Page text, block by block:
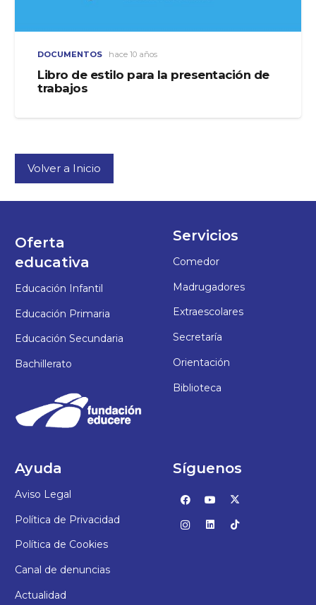
DOCUMENTOS hace 10 años
Libro de estilo para la presentación de
trabajos
Volver a Inicio
Oferta
educativa
Educación Infantil
Educación Primaria
Educación Secundaria
Bachillerato
Servicios
Comedor
Madrugadores
Extraescolares
Secretaría
Orientación
Biblioteca
Ayuda
Aviso Legal
Política de Privacidad
Política de Cookies
Canal de denuncias
Actualidad
Síguenos